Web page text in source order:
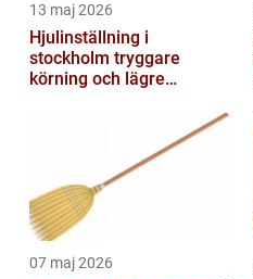
13 maj 2026
Hjulinställning i
stockholm tryggare
körning och lägre
07 maj 2026